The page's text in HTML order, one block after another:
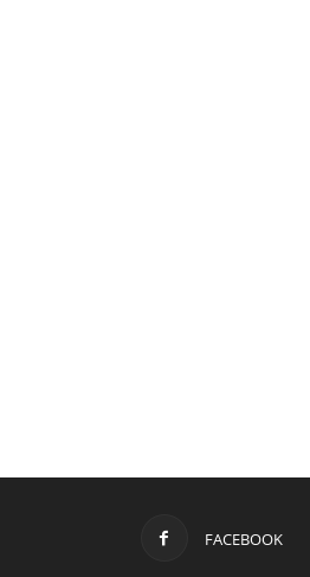
FACEBOOK